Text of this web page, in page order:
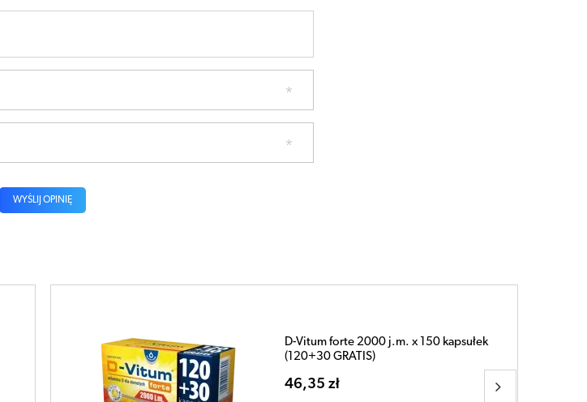
WYŚLIJ OPINIĘ
D-Vitum 4000 + K2 MK7 + Omega-3 x 40
kapsułek
30,83 zł